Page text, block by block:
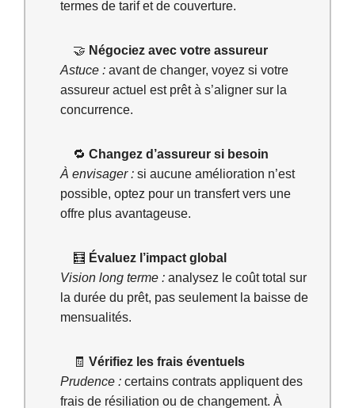
termes de tarif et de couverture.
🤝 Négociez avec votre assureur
Astuce : avant de changer, voyez si votre
assureur actuel est prêt à s’aligner sur la
concurrence.
🔁 Changez d’assureur si besoin
À envisager : si aucune amélioration n’est
possible, optez pour un transfert vers une
offre plus avantageuse.
🧮 Évaluez l’impact global
Vision long terme : analysez le coût total sur
la durée du prêt, pas seulement la baisse de
mensualités.
🧾 Vérifiez les frais éventuels
Prudence : certains contrats appliquent des
frais de résiliation ou de changement. À